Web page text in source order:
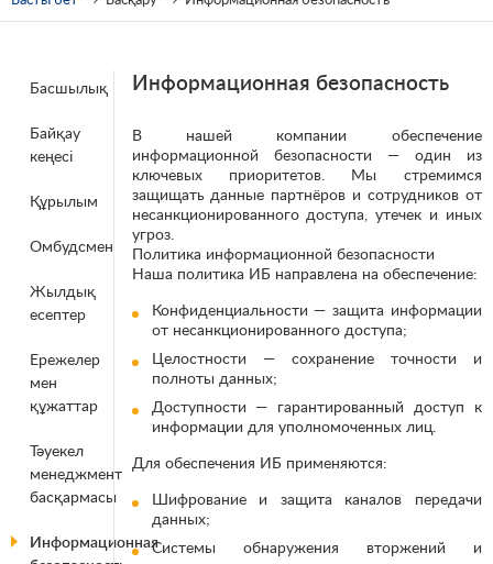
Басшылық
Байқау
кеңесі
Құрылым
Омбудсмен
Жылдық
есептер
Ережелер
мен
құжаттар
Тәуекел
менеджмент
басқармасы
Информационная
Информационная безопасность
В нашей компании обеспечение
информационной безопасности — один из
ключевых приоритетов. Мы стремимся
защищать данные партнёров и сотрудников от
несанкционированного доступа, утечек и иных
угроз.
Политика информационной безопасности
Наша политика ИБ направлена на обеспечение:
Конфиденциальности — защита информации
от несанкционированного доступа;
Целостности — сохранение точности и
полноты данных;
Доступности — гарантированный доступ к
информации для уполномоченных лиц.
Для обеспечения ИБ применяются:
Шифрование и защита каналов передачи
данных;
Системы обнаружения вторжений и